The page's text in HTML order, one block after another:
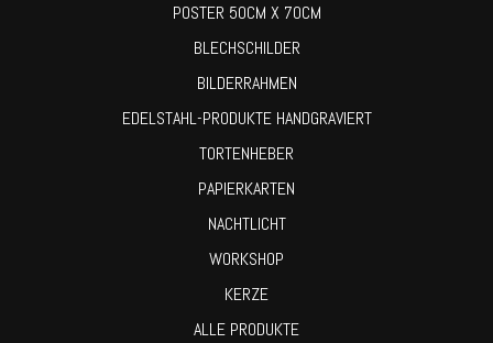
POSTER 50CM X 70CM
BLECHSCHILDER
BILDERRAHMEN
EDELSTAHL-PRODUKTE HANDGRAVIERT
TORTENHEBER
PAPIERKARTEN
NACHTLICHT
WORKSHOP
KERZE
ALLE PRODUKTE